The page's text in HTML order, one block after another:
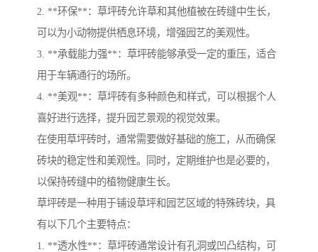
2. **环保**：草坪砖允许草和其他植被在砖缝中生长，
可以为小动物提供栖息环境，增强园艺的美观性。
3. **承载能力强**：草坪砖能够承受一定的重压，适合
用于车辆通行的场所。
4. **美观**：草坪砖有多种颜色和样式，可以根据个人
喜好进行选择，提升园艺景观的视觉效果。
在使用草坪砖时，通常需要做好基础的施工，从而确保
砖块的稳定性和美观性。同时，定期维护也是必要的，
以保持砖缝中的植物健康生长。
草坪砖是一种用于铺设草坪和园艺区域的特殊砖块，具
有以下几个主要特点：
1. **透水性**：草坪砖通常设计有孔洞或凹凸结构，可